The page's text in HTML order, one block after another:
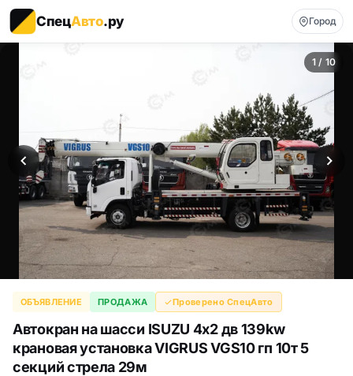
СпецАвто.ру Город
1 / 10
ОБЪЯВЛЕНИЕ ПРОДАЖА Проверено СпецАвто
Автокран на шасси ISUZU 4x2 дв 139kw
крановая установка VIGRUS VGS10 гп 10т 5
секций стрела 29м